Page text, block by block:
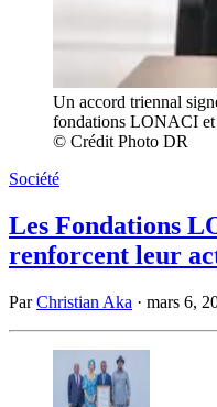
Un accord triennal
fondations LONACI et
© Crédit Photo DR
Société
Les Fondations
renforcent leur
ParChristian Aka · mars 6,